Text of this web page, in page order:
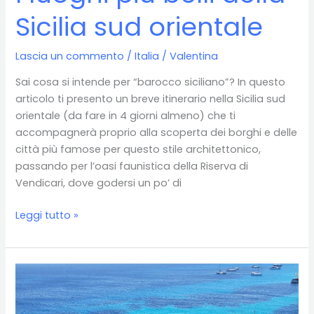
Sicilia sud orientale
Lascia un commento /Italia /Valentina
Sai cosa si intende per “barocco siciliano”? In questo
articolo ti presento un breve itinerario nella Sicilia sud
orientale (da fare in 4 giorni almeno) che ti
accompagnerà proprio alla scoperta dei borghi e delle
città più famose per questo stile architettonico,
passando per l’oasi faunistica della Riserva di
Vendicari, dove godersi un po’ di
I
più
belli
della
Sicilia
Leggi tutto »